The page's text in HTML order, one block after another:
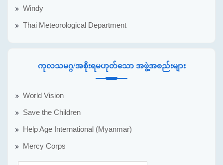
Windy
Thai Meteorological Department
ကုလသမဂ္ဂ/အစိုးရမဟုတ်သော အဖွဲ့အစည်းများ
World Vision
Save the Children
Help Age International (Myanmar)
Mercy Corps